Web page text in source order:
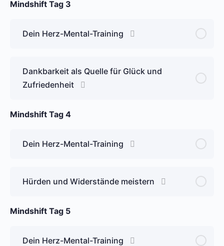
Mindshift Tag 3
Dein Herz-Mental-Training
Dankbarkeit als Quelle für Glück und
Zufriedenheit
Mindshift Tag 4
Dein Herz-Mental-Training
Hürden und Widerstände meistern
Mindshift Tag 5
Dein Herz-Mental-Training